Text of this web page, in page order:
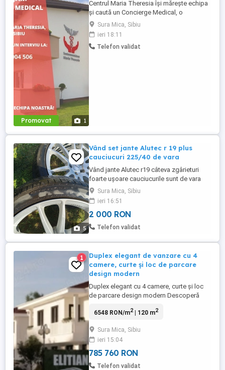
Promovat 1
Centrul Maria Theresia își mărește echipa
și caută un Concierge Medical, o
persoană organizată, empatică și
comunicativă, care să fie primul punct de
contact pentru pacienți și aparținători.
Responsabilități principale: - Gestionarea
Sura Mica, Sibiu
ieri 18:11
Telefon validat
5
Vând set jante Alutec r 19 plus
cauciucuri 225/40 de vara
Vând jante Alutec r19 câteva zgârieturi
foarte ușoare cauciucurile sunt de vara
într-o stare foarte buna doar unul din ele
necesită reparat deoarece are pană(mai
pot lăsa la preț pentru reparatie) jantele nu
sunt strâmbe sudate sau lovite doar in
județul Sibiu
Sura Mica, Sibiu
ieri 16:51
2 000 RON
Telefon validat
1
Duplex elegant de vanzare cu 4
camere, curte și loc de parcare
design modern
Duplex elegant cu 4 camere, curte și loc
de parcare design modern Descoperă
rezidențial modern, compus din vile tip
contemporan, spații bine optimizate și
finisaje exterioare de calitate superioară.
Fiecare unitate este concepută pentru ...
6548 RON/m2| 120 m2
Sura Mica, Sibiu
ieri 15:04
785 760 RON
Telefon validat